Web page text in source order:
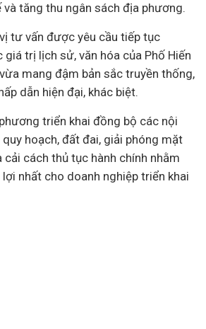
và tăng thu ngân sách địa phương.
tư vấn được yêu cầu tiếp tục
giá trị lịch sử, văn hóa của Phố Hiến
mang đậm bản sắc truyền thống,
dẫn hiện đại, khác biệt.
triển khai đồng bộ các nội
hoạch, đất đai, giải phóng mặt
cải cách thủ tục hành chính nhằm
nhất cho doanh nghiệp triển khai